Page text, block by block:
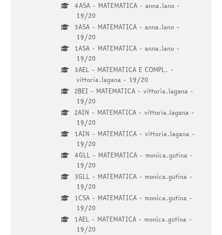
4ASA - MATEMATICA - anna.lano -
19/20
3ASA - MATEMATICA - anna.lano -
19/20
1ASA - MATEMATICA - anna.lano -
19/20
3AEL - MATEMATICA E COMPL. -
vittoria.lagana - 19/20
2BEI - MATEMATICA - vittoria.lagana -
19/20
2AIN - MATEMATICA - vittoria.lagana -
19/20
1AIN - MATEMATICA - vittoria.lagana -
19/20
4GLL - MATEMATICA - monica.gutina -
19/20
3GLL - MATEMATICA - monica.gutina -
19/20
1CSA - MATEMATICA - monica.gutina -
19/20
1AEL - MATEMATICA - monica.gutina -
19/20